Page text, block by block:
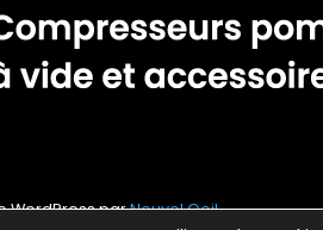
WordPress parNouvel Oeil